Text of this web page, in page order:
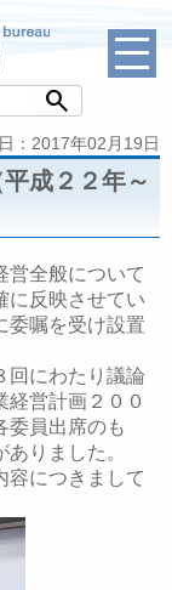
search
：2017年02月19日
成２２年～
営全般について
に反映させてい
委嘱を受け設置
回にわたり議論
経営計画２００
委員出席のも
りました。
容につきまして